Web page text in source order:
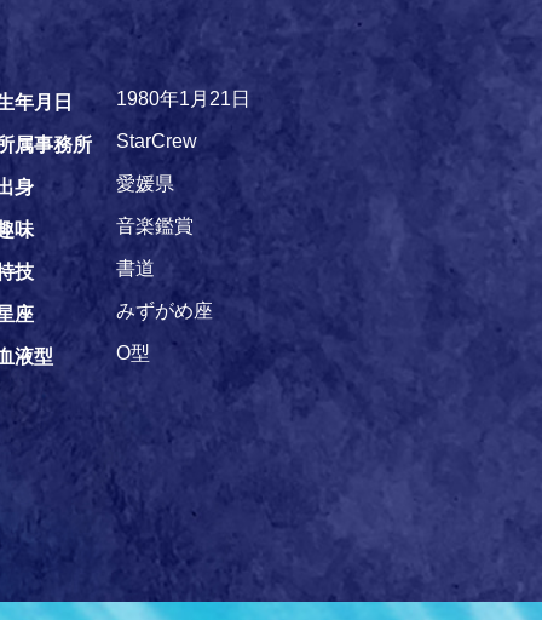
年月日 1980年1月21日
属事務所 StarCrew
身 愛媛県
味 音楽鑑賞
技 書道
座 みずがめ座
液型 O型